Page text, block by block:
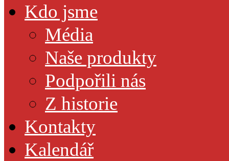
Kdo jsme
Média
Naše produkty
Podpořili nás
Z historie
Kontakty
Kalendář